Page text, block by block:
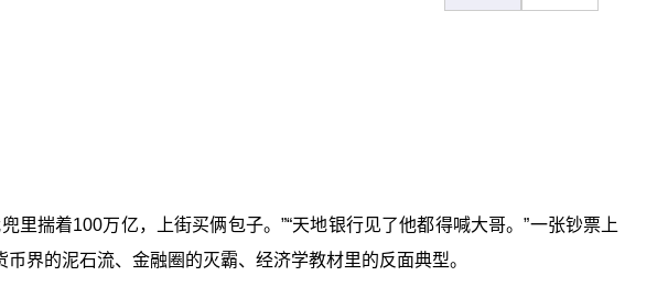
揣着100万亿，上街买俩包子。”“天地银行见了他都得喊大哥。”一张钞票上
界的泥石流、金融圈的灭霸、经济学教材里的反面典型。